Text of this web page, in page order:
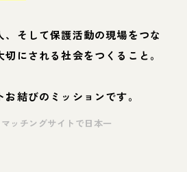
、そして保護活動の現場をつな
にされる社会をつくること。
結びのミッションです。
ッチングサイトで日本一